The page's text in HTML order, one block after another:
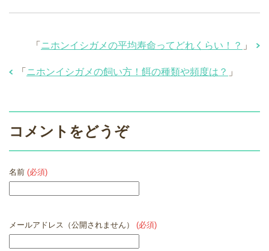
「 ニホンイシガメの平均寿命ってどれくらい！？ 」
「 ニホンイシガメの飼い方！餌の種類や頻度は？ 」
コメントをどうぞ
名前 (必須)
メールアドレス（公開されません） (必須)